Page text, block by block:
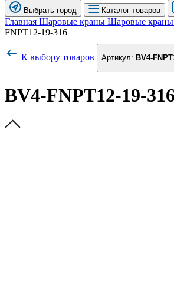
Выбрать город Каталог товаров
Главная Шаровые краны Шаровые
FNPT12-19-316
К выбору товаров Артикул: BV4-
BV4-FNPT12-19-316